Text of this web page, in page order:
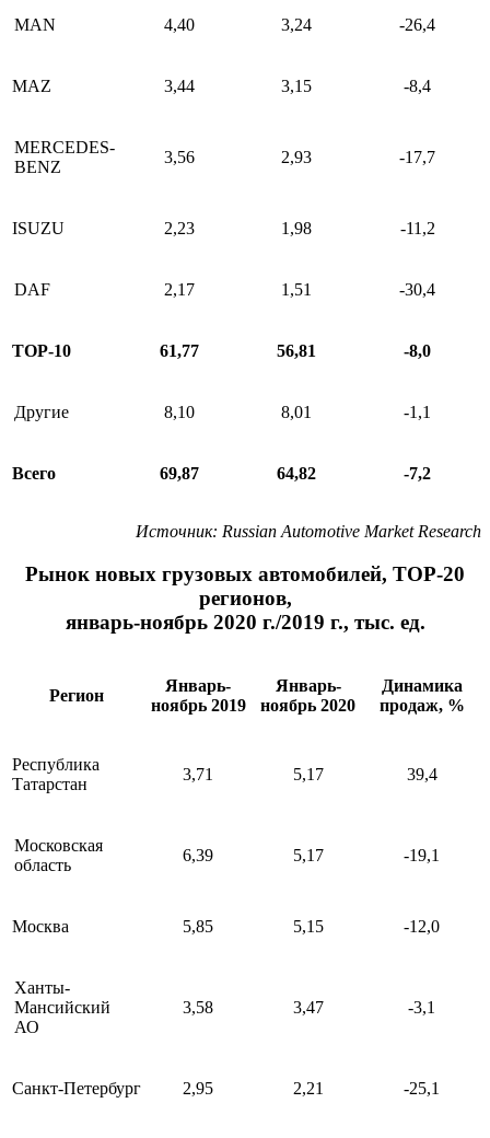
MAN 4,40 3,24 -26,4
MAZ 3,44 3,15 -8,4
MERCEDES-
BENZ
3,56 2,93 -17,7
ISUZU 2,23 1,98 -11,2
DAF 2,17 1,51 -30,4
ТОР-10 61,77 56,81 -8,0
Другие 8,10 8,01 -1,1
Всего 69,87 64,82 -7,2
Источник: Russian Automotive Market Research
Рынок новых грузовых автомобилей, ТОР-20
регионов,
январь-ноябрь 2020 г./2019 г., тыс. ед.
Регион
Январь-
ноябрь 2019
Январь-
ноябрь 2020
Динамика
продаж, %
Республика
Татарстан
3,71 5,17 39,4
Московская
область
6,39 5,17 -19,1
Москва 5,85 5,15 -12,0
Ханты-
Мансийский
АО
3,58 3,47 -3,1
Санкт-Петербург 2,95 2,21 -25,1